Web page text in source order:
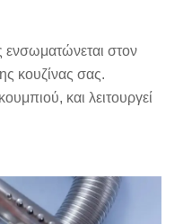
στον
κουζίνας σας.
και λειτουργεί